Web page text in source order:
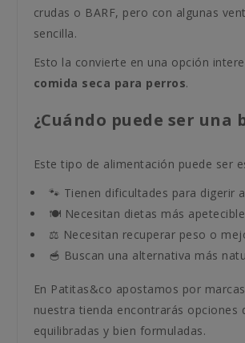
crudas o BARF, pero con algunas
sencilla.
Esto la convierte en una opción
comida seca para perros.
¿Cuándo puede ser una
Este tipo de alimentación puede ser
🐾 Tienen dificultades para digerir
🍽️ Necesitan dietas más
⚖️ Necesitan recuperar peso o
🥣 Buscan una alternativa más
En Patitas&co apostamos por
nuestra tienda encontrarás opciones
equilibradas y bien formuladas.